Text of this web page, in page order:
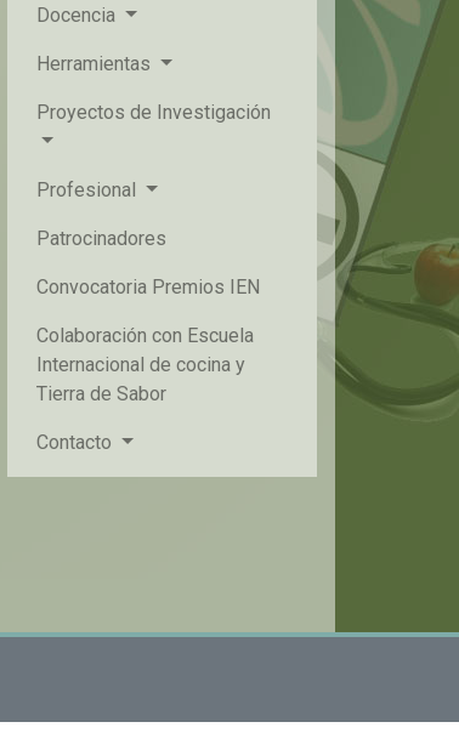
Docencia
Herramientas
Proyectos de Investigación
Profesional
Patrocinadores
Convocatoria Premios IEN
Colaboración con Escuela
Internacional de cocina y
Tierra de Sabor
Contacto